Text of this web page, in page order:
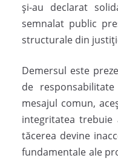
și-au declarat
semnalat public
structurale din
Demersul este
de
mesajul comun,
integritatea trebuie
tăcerea devine
fundamentale ale